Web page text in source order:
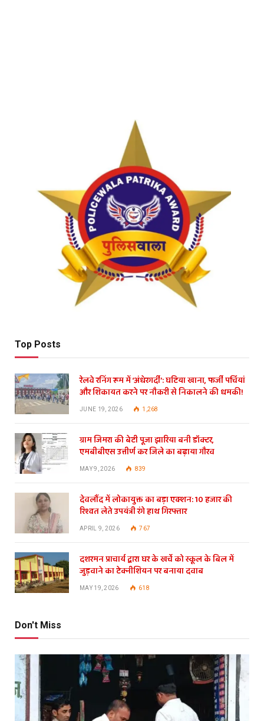
Top Posts
रेलवे रनिंग रूम में ‘अंधेरगर्दी’: घटिया खाना, फर्जी पर्चियां
और शिकायत करने पर नौकरी से निकालने की धमकी!
JUNE 19, 2026 1,268
ग्राम जिमरा की बेटी पूजा झारिया बनी डॉक्टर,
एमबीबीएस उत्तीर्ण कर जिले का बढ़ाया गौरव
MAY 9, 2026 839
देवलौंद में लोकायुक्त का बड़ा एक्शन: 10 हजार की
रिश्वत लेते उपयंत्री रंगे हाथ गिरफ्तार
APRIL 9, 2026 767
दशरमन प्राचार्य द्वारा घर के खर्चे को स्कूल के बिल में
जुड़वाने का टेक्नीशियन पर बनाया दवाब
MAY 19, 2026 618
Don't Miss